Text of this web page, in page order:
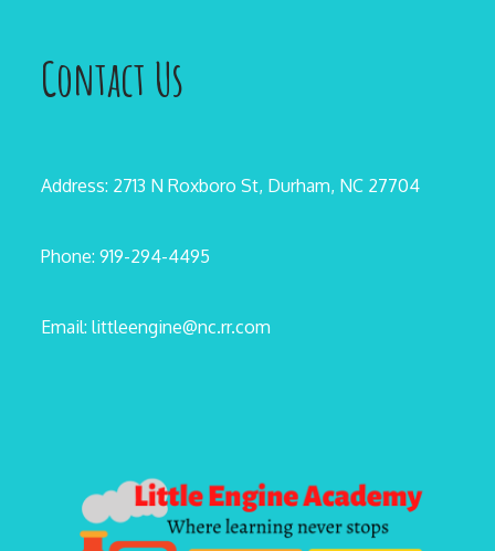
Contact Us
Address: 2713 N Roxboro St, Durham, NC 27704
Phone: 919-294-4495
Email: littleengine@nc.rr.com